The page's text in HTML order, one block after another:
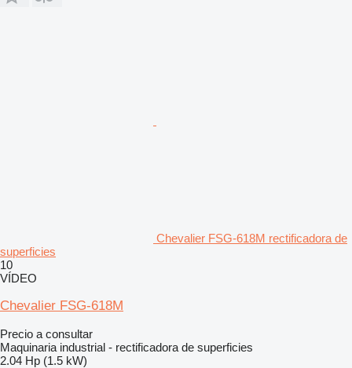
Chevalier FSG-618M rectificadora de
superficies
10
VÍDEO
Chevalier FSG-618M
Precio a consultar
Maquinaria industrial - rectificadora de superficies
2.04 Hp (1.5 kW)